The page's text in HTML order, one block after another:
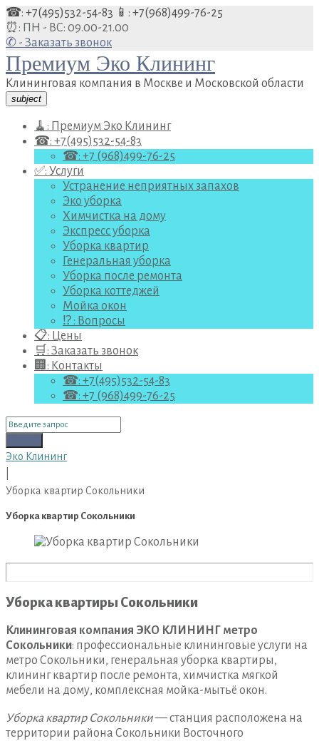
Перейти
к
содержанию
☎: +7(495)532-54-83 📱: +7(968)499-76-25
⏰: ПН - ВС: 09.00-21.00
✆ - Заказать звонок
Премиум Эко Клининг
Клининговая компания в Москве и Московской области
subject
🧹: Премиум Эко Клининг
☎: +7(495)532-54-83
☎: +7 (968)499-76-25
✅: Услуги
Устранение неприятных запахов
Эко уборка
Химчистка на дому
Экспресс уборка
Уборка квартир
Генеральная уборка
Уборка после ремонта
Уборка коттеджей
Мойка окон
⁉ : Вопросы
📋: Цены
🛒: Заказать звонок
🏢: Контакты
☎: +7(495)532-54-83
☎: +7 (968)499-76-25
Поиск
для:
Эко Клининг
Уборка квартир Сокольники
Уборка квартир Сокольники
Уборка квартиры Сокольники
Клининговая компания ЭКО КЛИНИНГ метро
Сокольники: профессиональные клининговые услуги на
метро Сокольники, генеральная уборка квартиры,
клининг квартир после ремонта, химчистка мягкой
мебели на дому, комплексная мойка-мытьё окон.
Уборка квартир Сокольники— станция расположена на
территории района Сокольники Восточного